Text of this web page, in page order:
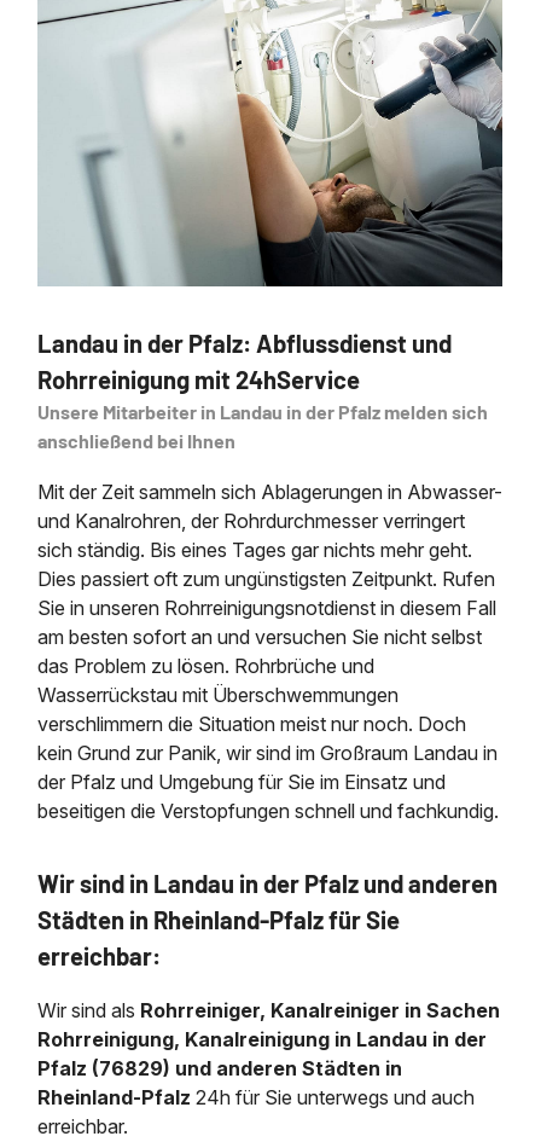
Landau in der Pfalz: Abflussdienst und
Rohrreinigung mit 24hService
Unsere Mitarbeiter in Landau in der Pfalz melden sich
anschließend bei Ihnen
Mit der Zeit sammeln sich Ablagerungen in Abwasser-
und Kanalrohren, der Rohrdurchmesser verringert
sich ständig. Bis eines Tages gar nichts mehr geht.
Dies passiert oft zum ungünstigsten Zeitpunkt. Rufen
Sie in unseren Rohrreinigungsnotdienst in diesem Fall
am besten sofort an und versuchen Sie nicht selbst
das Problem zu lösen. Rohrbrüche und
Wasserrückstau mit Überschwemmungen
verschlimmern die Situation meist nur noch. Doch
kein Grund zur Panik, wir sind im Großraum Landau in
der Pfalz und Umgebung für Sie im Einsatz und
beseitigen die Verstopfungen schnell und fachkundig.
Wir sind in Landau in der Pfalz und anderen
Städten in Rheinland-Pfalz für Sie
erreichbar:
Wir sind als Rohrreiniger, Kanalreiniger in Sachen
Rohrreinigung, Kanalreinigung in Landau in der
Pfalz (76829) und anderen Städten in
Rheinland-Pfalz24h für Sie unterwegs und auch
erreichbar.